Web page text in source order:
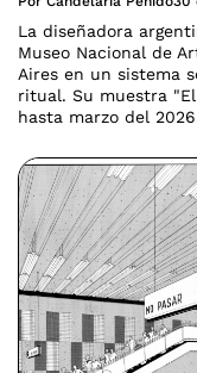
La diseñadora
Museo Nacional de
Aires en un sistema
ritual. Su muestra
hasta marzo del